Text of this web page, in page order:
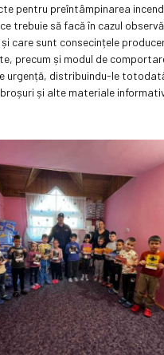
pentru preîntâmpinarea
trebuie să facă în cazul
care sunt consecințele
precum și modul de
urgență, distribuindu-le
și alte materiale